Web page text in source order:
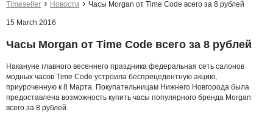
Timeseller Новости Часы Morgan от Time Code всего за 8 рублей
15 March 2016
Часы Morgan от Time Code всего за 8 рублей
Накануне главного весеннего праздника федеральная сеть салонов
модных часов Time Code устроила беспрецедентную акцию,
приуроченную к 8 Марта. Покупательницам Нижнего Новгорода была
предоставлена возможность купить часы популярного бренда Morgan
всего за 8 рублей.